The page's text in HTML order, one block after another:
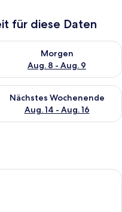
für diese Daten
Nacht, Aug. 7 - Aug. 8.
Morgen
Aug. 8 - Aug. 9
die Verfügbarkeit
Wochenende, Aug. 7
Nächstes Wochenende
Aug. 14 - Aug. 16
die Verfügbarkeit
modernes Wohnzimmer mit